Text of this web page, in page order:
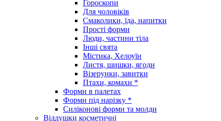
Гороскопи
Для чоловіків
Смаколики, їда, напитки
Прості форми
Люди, частини тіла
Інші свята
Містика, Хелоуїн
Листя, шишки, ягоди
Візерунки, завитки
Птахи, комахи *
Форми в палетах
Форми під нарізку *
Силіконові форми та молди
Віддушки косметичні